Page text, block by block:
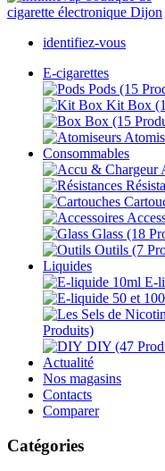
identifiez-vous
E-cigarettes
Pods (15
Kit Box
Box (15
Consommables
Glass (18
Outils (7
Liquides
E-
Produits)
DIY (47
Actualité
Nos magasins
Contacts
Comparer
Catégories